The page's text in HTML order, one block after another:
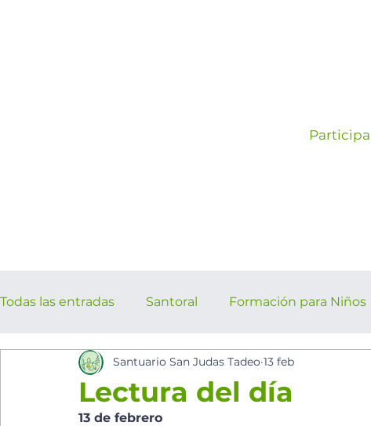
Participa
Todas las entradas Santoral Formación para Niños
los cinco minutos del espíritu Sant Eventos
Lectura del día
Santuario San Judas Tadeo 13 feb
13 de febrero